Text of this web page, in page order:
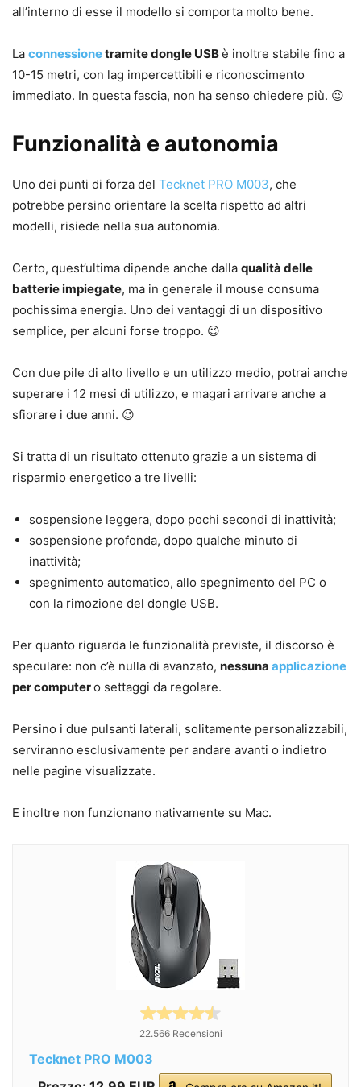
all’interno di esse il modello si comporta molto bene.
La connessionetramite dongle USBè inoltre stabile fino a
10-15 metri, con lag impercettibili e riconoscimento
immediato. In questa fascia, non ha senso chiedere più. 😉
Funzionalità e autonomia
Uno dei punti di forza del Tecknet PRO M003, che
potrebbe persino orientare la scelta rispetto ad altri
modelli, risiede nella sua autonomia.
Certo, quest’ultima dipende anche dalla qualità delle
batterie impiegate, ma in generale il mouse consuma
pochissima energia. Uno dei vantaggi di un dispositivo
semplice, per alcuni forse troppo. 😉
Con due pile di alto livello e un utilizzo medio, potrai anche
superare i 12 mesi di utilizzo, e magari arrivare anche a
sfiorare i due anni. 😉
Si tratta di un risultato ottenuto grazie a un sistema di
risparmio energetico a tre livelli:
sospensione leggera, dopo pochi secondi di inattività;
sospensione profonda, dopo qualche minuto di
inattività;
spegnimento automatico, allo spegnimento del PC o
con la rimozione del dongle USB.
Per quanto riguarda le funzionalità previste, il discorso è
speculare: non c’è nulla di avanzato, nessuna applicazione
per computero settaggi da regolare.
Persino i due pulsanti laterali, solitamente personalizzabili,
serviranno esclusivamente per andare avanti o indietro
nelle pagine visualizzate.
E inoltre non funzionano nativamente su Mac.
22.566 Recensioni
Tecknet PRO M003